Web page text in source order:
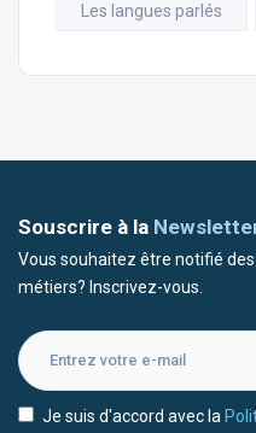
Les langues parlés
Souscrire à la
Vous souhaitez être notifié
métiers? Inscrivez-vous.
Je suis d'accord avec la